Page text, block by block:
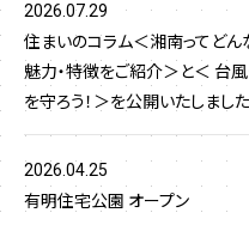
2026.07.29
住まいのコラム＜湘南ってどん
魅力・特徴をご紹介＞と＜ 台
を守ろう！＞を公開いたしました
2026.04.25
有明住宅公園 オープン